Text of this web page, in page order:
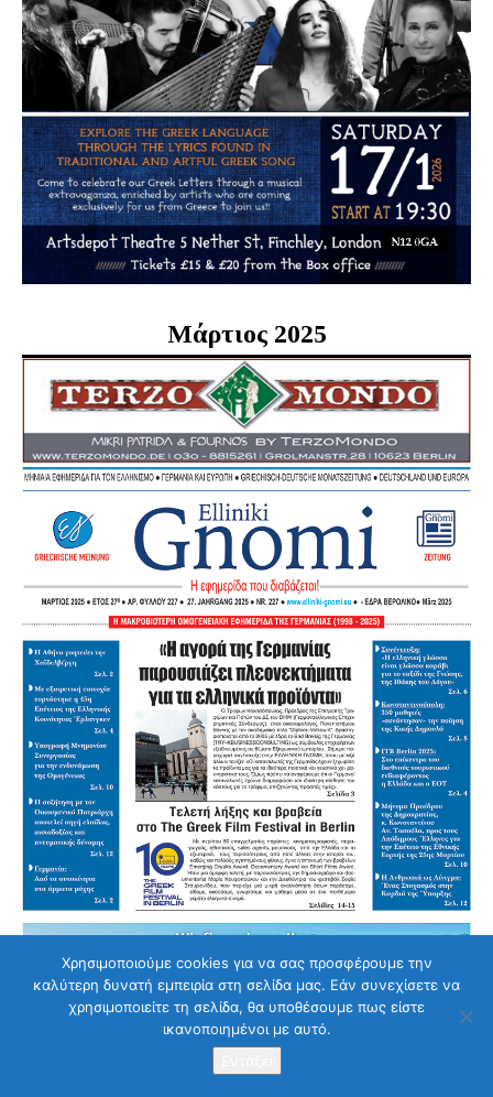
Μάρτιος 2025
Χρησιμοποιούμε cookies για να σας προσφέρουμε την
καλύτερη δυνατή εμπειρία στη σελίδα μας. Εάν συνεχίσετε να
χρησιμοποιείτε τη σελίδα, θα υποθέσουμε πως είστε
ικανοποιημένοι με αυτό.
Στείλετε το μήνυμα σας